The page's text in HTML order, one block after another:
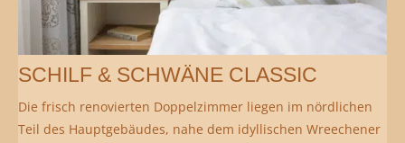
SCHILF & SCHWÄNE CLASSIC
Die frisch renovierten Doppelzimmer liegen im nördlichen
Teil des Hauptgebäudes, nahe dem idyllischen Wreechener